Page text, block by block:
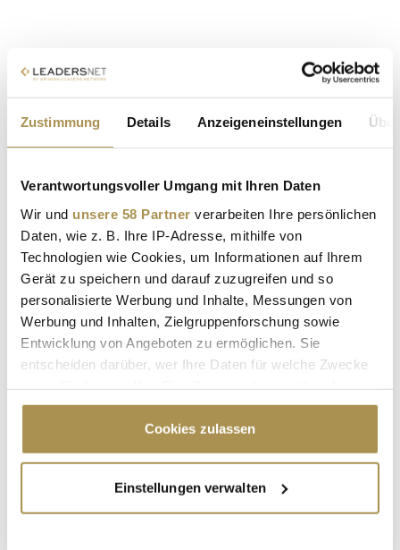
Zustimmung Details Anzeigeneinstellungen
Verantwortungsvoller Umgang mit Ihren Daten
Wir und unsere 58 Partner verarbeiten Ihre persönlichen
Daten, wie z. B. Ihre IP-Adresse, mithilfe von
Technologien wie Cookies, um Informationen auf Ihrem
Gerät zu speichern und darauf zuzugreifen und so
personalisierte Werbung und Inhalte, Messungen von
Werbung und Inhalten, Zielgruppenforschung sowie
Entwicklung von Angeboten zu ermöglichen. Sie
entscheiden darüber, wer Ihre Daten für welche Zwecke
Cookie-Erklärung oder durch Klicken auf das Privacy
Trigger Symbol ändern oder widerrufen
Informationen über Ihre geografische Lage
erfassen, welche bis auf einige Meter genau sein
Cookies zulassen
Einstellungen verwalten